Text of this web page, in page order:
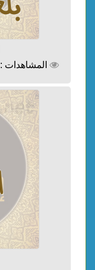
المشاهدات : 2768